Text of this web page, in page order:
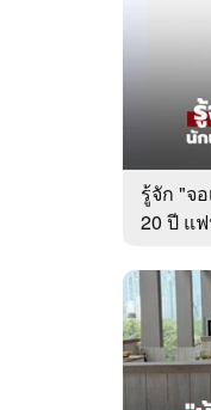
รู้จัก "จ
20 ปี แ